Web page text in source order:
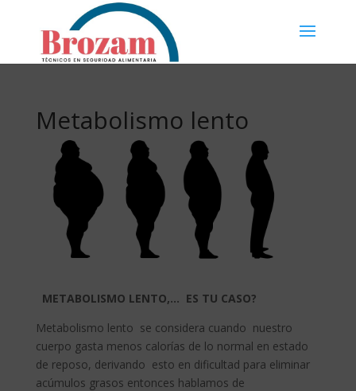
Metabolismo lento
METABOLISMO LENTO,… ES TU CASO?
Metabolismo lento se considera cuando nuestro
cuerpo gasta menos calorías de lo normal en estado
de reposo, derivando esto en dificultad para eliminar
acúmulos grasos entonces hablamos de